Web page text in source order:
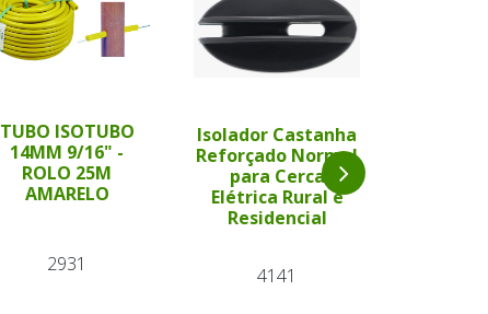
TUBO ISOTUBO
14MM 9/16" -
ROLO 25M
AMARELO
2931
Isolador Castanha
Reforçado Normal
para Cerca
Elétrica Rural e
Residencial
4141